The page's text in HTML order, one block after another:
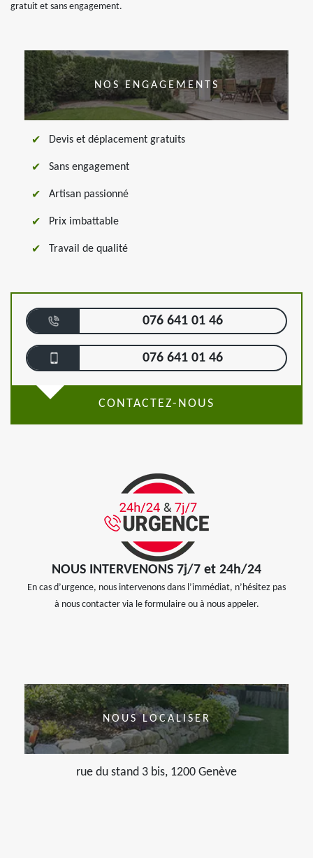
gratuit et sans engagement.
NOS ENGAGEMENTS
Devis et déplacement gratuits
Sans engagement
Artisan passionné
Prix imbattable
Travail de qualité
076 641 01 46
076 641 01 46
CONTACTEZ-NOUS
NOUS INTERVENONS 7j/7 et 24h/24
En cas d’urgence, nous intervenons dans l’immédiat, n’hésitez pas
à nous contacter via le formulaire ou à nous appeler.
NOUS LOCALISER
rue du stand 3 bis, 1200 Genève